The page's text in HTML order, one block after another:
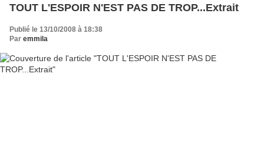
TOUT L'ESPOIR N'EST PAS DE TROP...Extrait
Publié le 13/10/2008 à 18:38
Par emmila